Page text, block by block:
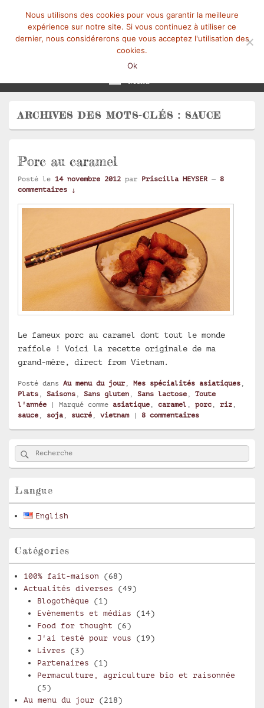
ARCHIVES DES MOTS-CLÉS :SAUCE
Porc au caramel
Posté le 14 novembre 2012 par Priscilla HEYSER — 8
commentaires ↓
Le fameux porc au caramel dont tout le monde
raffole ! Voici la recette originale de ma
grand-mère, direct from Vietnam.
Posté dans Au menu du jour, Mes spécialités asiatiques ,
Plats , Saisons , Sans gluten , Sans lactose , Toute
l'année
| Marqué comme asiatique , caramel , porc , riz ,
sauce , soja , sucré , vietnam | 8 commentaires
Zone
principale
de
pour
latérale
Recherche :
Rechercher
Langue
English
Catégories
100% fait-maison (68)
Actualités diverses (49)
Blogothèque (1)
Evènements et médias (14)
Food for thought (6)
J'ai testé pour vous (19)
Livres (3)
Partenaires (1)
Permaculture, agriculture bio et raisonnée
(5)
Au menu du jour (218)
Nous utilisons des cookies pour vous garantir la meilleure
expérience sur notre site. Si vous continuez à utiliser ce
dernier, nous considérerons que vous acceptez l'utilisation des
cookies.
Ok